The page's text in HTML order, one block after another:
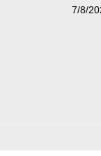
7/8/